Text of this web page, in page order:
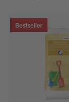
Bestseller